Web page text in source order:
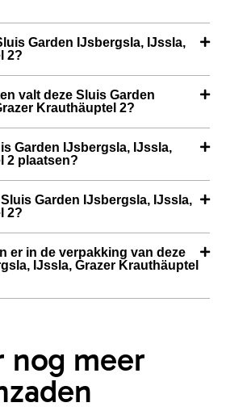
Garden IJsbergsla, IJssla,
2?
valt deze Sluis Garden
Krauthäuptel 2?
Garden IJsbergsla, IJssla,
2 plaatsen?
Garden IJsbergsla, IJssla,
2?
er in de verpakking van deze
IJssla, Grazer Krauthäuptel
nog meer